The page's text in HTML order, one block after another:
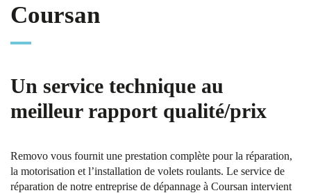
Coursan
Un service technique au
meilleur rapport qualité/prix
Removo vous fournit une prestation complète pour la réparation,
la motorisation et l’installation de volets roulants. Le service de
réparation de notre entreprise de dépannage à Coursan intervient